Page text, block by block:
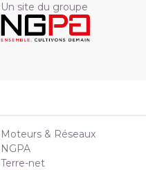
Un site du groupe
Moteurs & Réseaux
NGPA
Terre-net